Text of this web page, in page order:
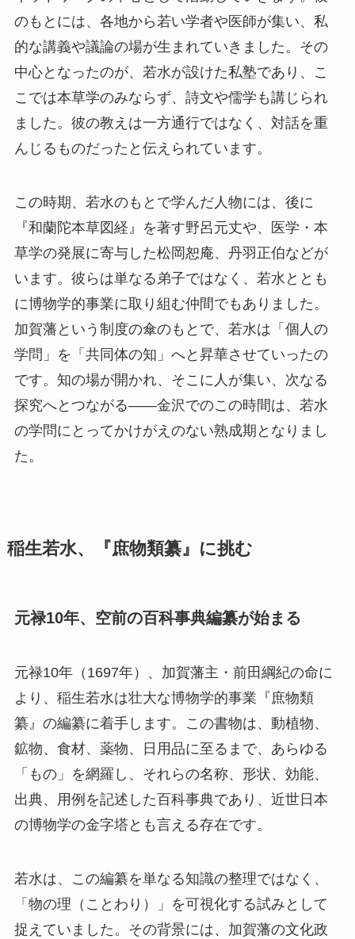
のもとには、各地から若い学者や医師が集い、私
的な講義や議論の場が生まれていきました。その
中心となったのが、若水が設けた私塾であり、こ
こでは本草学のみならず、詩文や儒学も講じられ
ました。彼の教えは一方通行ではなく、対話を重
んじるものだったと伝えられています。
この時期、若水のもとで学んだ人物には、後に
『和蘭陀本草図経』を著す野呂元丈や、医学・本
草学の発展に寄与した松岡恕庵、丹羽正伯などが
います。彼らは単なる弟子ではなく、若水ととも
に博物学的事業に取り組む仲間でもありました。
加賀藩という制度の傘のもとで、若水は「個人の
学問」を「共同体の知」へと昇華させていったの
です。知の場が開かれ、そこに人が集い、次なる
探究へとつながる――金沢でのこの時間は、若水
の学問にとってかけがえのない熟成期となりまし
た。
稲生若水、『庶物類纂』に挑む
元禄10年、空前の百科事典編纂が始まる
元禄10年（1697年）、加賀藩主・前田綱紀の命に
より、稲生若水は壮大な博物学的事業『庶物類
纂』の編纂に着手します。この書物は、動植物、
鉱物、食材、薬物、日用品に至るまで、あらゆる
「もの」を網羅し、それらの名称、形状、効能、
出典、用例を記述した百科事典であり、近世日本
の博物学の金字塔とも言える存在です。
若水は、この編纂を単なる知識の整理ではなく、
「物の理（ことわり）」を可視化する試みとして
捉えていました。その背景には、加賀藩の文化政